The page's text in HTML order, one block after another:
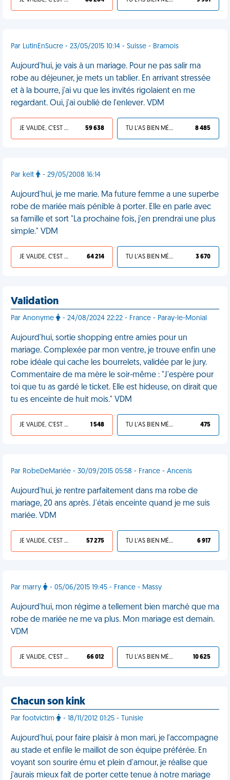
Par LutinEnSucre - 23/05/2015 10:14 - Suisse - Bramois
Aujourd'hui, je vais à un mariage. Pour ne pas salir ma
robe au déjeuner, je mets un tablier. En arrivant stressée
et à la bourre, j'ai vu que les invités rigolaient en me
regardant. Oui, j'ai oublié de l'enlever. VDM
JE VALIDE, C'EST UNE VDM 59 638 TU L'AS BIEN MÉRITÉ 8 485
Par kelt - 29/05/2008 16:14
Aujourd'hui, je me marie. Ma future femme a une superbe
robe de mariée mais pénible à porter. Elle en parle avec
sa famille et sort "La prochaine fois, j'en prendrai une plus
simple." VDM
JE VALIDE, C'EST UNE VDM 64 214 TU L'AS BIEN MÉRITÉ 3 670
Validation
Par Anonyme - 24/08/2024 22:22 - France - Paray-le-Monial
Aujourd'hui, sortie shopping entre amies pour un
mariage. Complexée par mon ventre, je trouve enfin une
robe idéale qui cache les bourrelets, validée par le jury.
Commentaire de ma mère le soir-même : "J'espère pour
toi que tu as gardé le ticket. Elle est hideuse, on dirait que
tu es enceinte de huit mois." VDM
JE VALIDE, C'EST UNE VDM 1 548 TU L'AS BIEN MÉRITÉ 475
Par RobeDeMariée - 30/09/2015 05:58 - France - Ancenis
Aujourd'hui, je rentre parfaitement dans ma robe de
mariage, 20 ans après. J'étais enceinte quand je me suis
mariée. VDM
JE VALIDE, C'EST UNE VDM 57 275 TU L'AS BIEN MÉRITÉ 6 917
Par marry - 05/06/2015 19:45 - France - Massy
Aujourd'hui, mon régime a tellement bien marché que ma
robe de mariée ne me va plus. Mon mariage est demain.
VDM
JE VALIDE, C'EST UNE VDM 66 012 TU L'AS BIEN MÉRITÉ 10 625
Chacun son kink
Par footvictim - 18/11/2012 01:25 - Tunisie
Aujourd'hui, pour faire plaisir à mon mari, je l'accompagne
au stade et enfile le maillot de son équipe préférée. En
voyant son sourire ému et plein d'amour, je réalise que
j'aurais mieux fait de porter cette tenue à notre mariage